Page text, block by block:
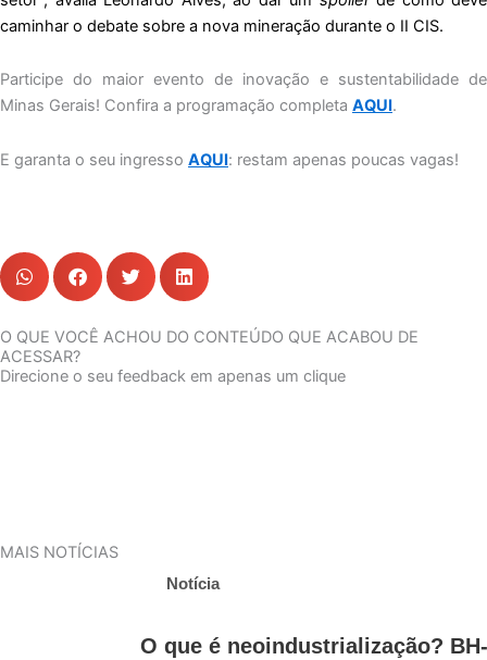
caminhar o debate sobre a nova mineração durante o II CIS.
Participe do maior evento de inovação e sustentabilidade de
Minas Gerais! Confira a programação completa AQUI.
E garanta o seu ingresso AQUI: restam apenas poucas vagas!
O QUE VOCÊ ACHOU DO CONTEÚDO QUE ACABOU DE
ACESSAR?
Direcione o seu feedback em apenas um clique
MAIS NOTÍCIAS
Notícia
O que é neoindustrialização?